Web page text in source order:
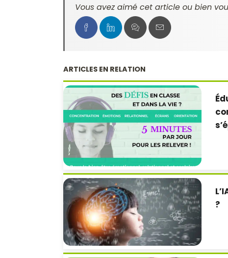
Vous avez aimé cet article ou bien
ARTICLES EN RELATION
?